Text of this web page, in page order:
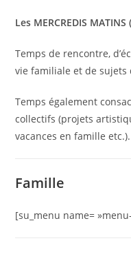
Les MERCREDIS
Temps de rencontre,
vie familiale et de sujets
Temps également
collectifs (projets
vacances en famille etc.).
Famille
[su_menu name=